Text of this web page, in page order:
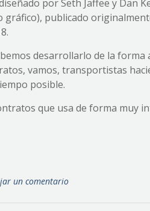
por Seth Jaffee y Dan
publicado
desarrollarlo de la forma
vamos, transportistas
posible.
que usa de forma muy
un comentario